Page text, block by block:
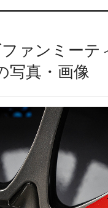
ァンミーテ
写真・画像